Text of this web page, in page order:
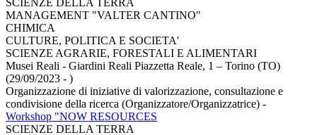
SCIENZE DELLA TERRA
MANAGEMENT "VALTER CANTINO"
CHIMICA
CULTURE, POLITICA E SOCIETA'
SCIENZE AGRARIE, FORESTALI E ALIMENTARI
Musei Reali - Giardini Reali Piazzetta Reale, 1 – Torino (TO)
(29/09/2023 - )
Organizzazione di iniziative di valorizzazione, consultazione e
condivisione della ricerca (Organizzatore/Organizzatrice) -
Workshop "NOW RESOURCES
SCIENZE DELLA TERRA